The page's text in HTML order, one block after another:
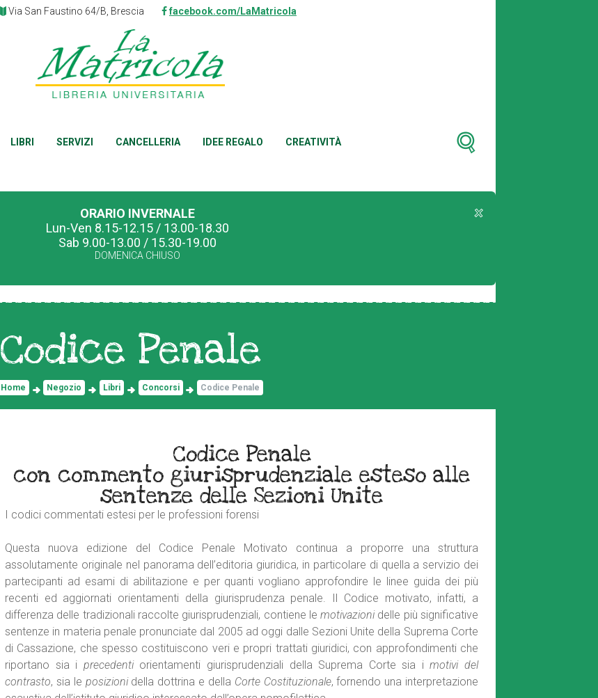
Via San Faustino 64/B, Brescia facebook.com/LaMatricola
LIBRI SERVIZI CANCELLERIA IDEE REGALO CREATIVITÀ
ORARIO INVERNALE
Lun-Ven 8.15-12.15 / 13.00-18.30
Sab 9.00-13.00 / 15.30-19.00
DOMENICA CHIUSO
Codice Penale
Home Negozio Libri Concorsi Codice Penale
Codice Penale
con commento giurisprudenziale esteso alle
sentenze delle Sezioni Unite
I codici commentati estesi per le professioni forensi
Questa nuova edizione del Codice Penale Motivato continua a proporre una struttura
assolutamente originale nel panorama dell’editoria giuridica, in particolare di quella a servizio dei
partecipanti ad esami di abilitazione e per quanti vogliano approfondire le linee guida dei più
recenti ed aggiornati orientamenti della giurisprudenza penale. Il Codice motivato, infatti, a
differenza delle tradizionali raccolte giurisprudenziali, contiene lemotivazioni delle più significative
sentenze in materia penale pronunciate dal 2005 ad oggi dalle Sezioni Unite della Suprema Corte
di Cassazione, che spesso costituiscono veri e propri trattati giuridici, con approfondimenti che
riportano sia i precedenti orientamenti giurisprudenziali della Suprema Corte sia imotivi del
contrasto, sia le posizioni della dottrina e della Corte Costituzionale, fornendo una interpretazione